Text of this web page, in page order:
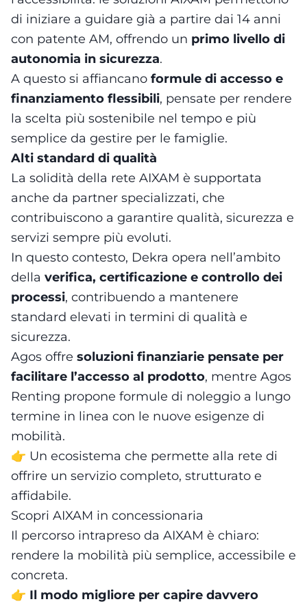
di iniziare a guidare già a partire dai 14 anni
con patente AM, offrendo un primo livello di
autonomia in sicurezza.
A questo si affiancano formule di accesso e
finanziamento flessibili, pensate per rendere
la scelta più sostenibile nel tempo e più
semplice da gestire per le famiglie.
Alti standard di qualità
La solidità della rete AIXAM è supportata
anche da partner specializzati, che
contribuiscono a garantire qualità, sicurezza e
servizi sempre più evoluti.
In questo contesto, Dekra opera nell’ambito
della verifica, certificazione e controllo dei
processi, contribuendo a mantenere
standard elevati in termini di qualità e
sicurezza.
Agos offre soluzioni finanziarie pensate per
facilitare l’accesso al prodotto, mentre Agos
Renting propone formule di noleggio a lungo
termine in linea con le nuove esigenze di
mobilità.
👉 Un ecosistema che permette alla rete di
offrire un servizio completo, strutturato e
affidabile.
Scopri AIXAM in concessionaria
Il percorso intrapreso da AIXAM è chiaro:
rendere la mobilità più semplice, accessibile e
concreta.
👉 Il modo migliore per capire davvero